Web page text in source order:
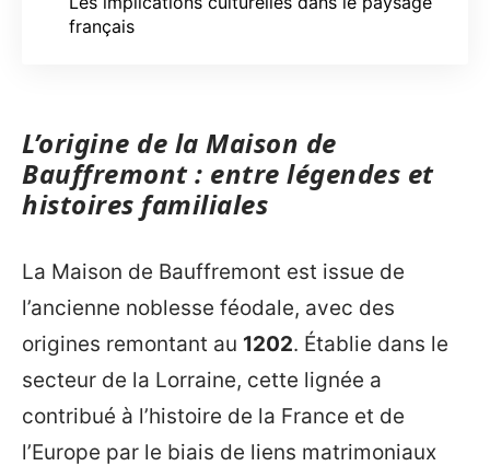
français
L’origine de la Maison de
Bauffremont : entre légendes et
histoires familiales
La Maison de Bauffremont est issue de
l’ancienne noblesse féodale, avec des
origines remontant au 1202. Établie dans le
secteur de la Lorraine, cette lignée a
contribué à l’histoire de la France et de
l’Europe par le biais de liens matrimoniaux